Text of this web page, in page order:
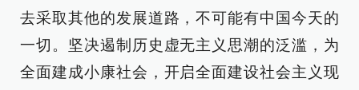
去采取其他的发展道路，不可能有中国今天的
一切。坚决遏制历史虚无主义思潮的泛滥，为
全面建成小康社会，开启全面建设社会主义现